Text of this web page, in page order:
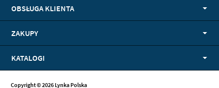
OBSŁUGA KLIENTA
ZAKUPY
KATALOGI
Copyright © 2026 Lynka Polska